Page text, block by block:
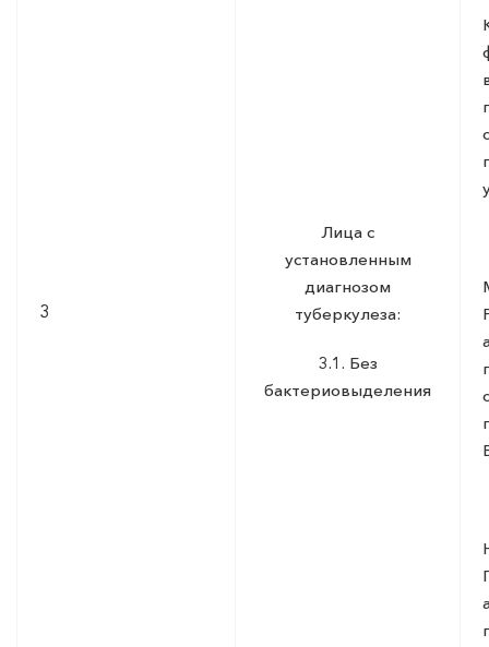
3
Лица с
установленным
диагнозом
туберкулеза:
3.1. Без
бактериовыделения